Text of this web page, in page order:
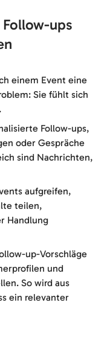
ups
einem Event eine
Sie fühlt sich
Follow-ups,
oder Gespräche
sind Nachrichten,
aufgreifen,
teilen,
Handlung
up-Vorschläge
und
So wird aus
ein relevanter